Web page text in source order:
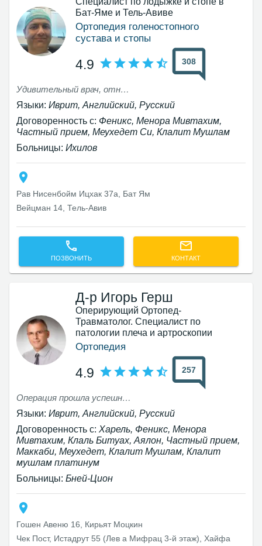
Бат-Яме и Тель-Авиве
Ортопедия голеностопного
сустава и стопы
4.9 308
Удивительный врач, отношение 100 процентов, номер один
Языки: Иврит, Английский, Русский
Договоренность с: Феникс, Менора Мивтахим,
Частный прием, Меухедет Си, Клалит Мушлам
Больницы: Ихилов
Рав Нисенбойм Ицхак 37а, Бат Ям
Вейцман 14, Тель-Авив‎
ПОЗВОНИТЬ КОНТАКТ
Д-р Игорь Герш
Оперирующий Ортопед-
Травматолог. Специалист по
патологии плеча и артроскопии
Ортопедия
4.9 257
Операция прошла успешно реабилитационный период был безболезненный благодаря рекомендациям хирурга 3 месяца прошло. Чувствую себя отлично
Языки: Иврит, Английский, Русский
Договоренность с: Харель, Феникс, Менора
Мивтахим, Клаль Битуах, Аялон, Частный прием,
Маккаби, Меухедет, Клалит Мушлам, Клалит
мушлам платинум
Больницы: Бней-Цион
Гошен Авеню 16, Кирьят Моцкин
Чек Пост, Истадрут 55 (Лев а Мифрац 3-й этаж), Хайфа